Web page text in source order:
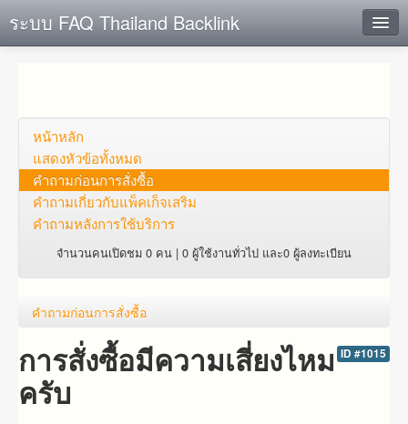
ระบบ FAQ Thailand Backlink
ตั้งคำถาม
ดูคำถาม
คุณต้องการที่จะลงทะเบียนหรือไม่?
หน้าหลัก
แสดงหัวข้อทั้งหมด
คำถาม​ก่อน​การ​สั่งซื้อ​
คำถาม​เกี่ยว​กับ​แพ็คเก็จ​เสริม
คำถามหลังการใช้บริการ
จำนวนคนเปิดชม 0 คน | 0 ผู้ใช้งานทั่วไป และ0 ผู้ลงทะเบียน
คำถาม​ก่อน​การ​สั่งซื้อ​
ID #1015
การสั่งซื้อมีความเสี่ยงไหม
ครับ